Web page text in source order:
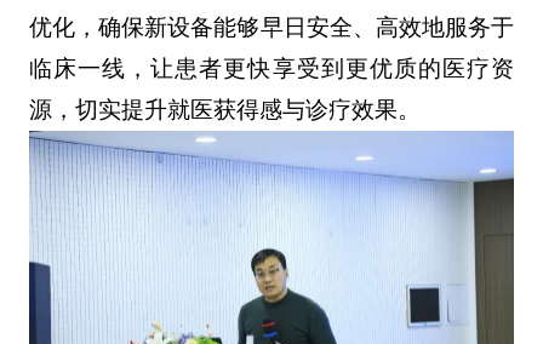
优化，确保新设备能够早日安全、高效地服务于
临床一线，让患者更快享受到更优质的医疗资
源，切实提升就医获得感与诊疗效果。